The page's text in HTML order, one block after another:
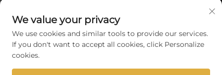
8618165761396
Upphovsrätt © 2026 Shenzhen Longyuan Technology Co., Ltd. Alla
We value your privacy
We use cookies and similar tools to provide our services.
If you don't want to accept all cookies, click Personalize
cookies.